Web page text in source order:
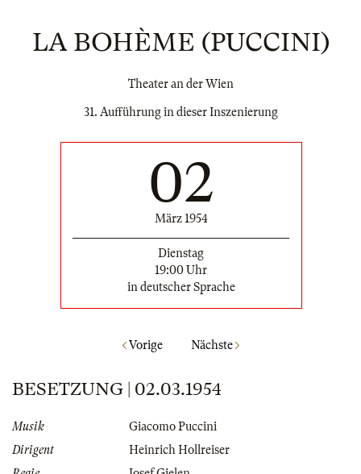
LA BOHÈME (PUCCINI)
Theater an der Wien
31. Aufführung in dieser Inszenierung
02
März 1954
Dienstag
19:00 Uhr
in deutscher Sprache
Vorige Nächste
BESETZUNG | 02.03.1954
Musik
Giacomo Puccini
Dirigent
Heinrich Hollreiser